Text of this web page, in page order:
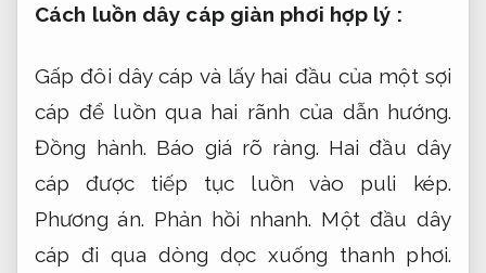
Cách luồn dây cáp giàn phơi hợp lý :
Gấp đôi dây cáp và lấy hai đầu của một sợi
cáp để luồn qua hai rãnh của dẫn hướng.
Đồng hành. Báo giá rõ ràng. Hai đầu dây
cáp được tiếp tục luồn vào puli kép.
Phương án. Phản hồi nhanh. Một đầu dây
cáp đi qua dòng dọc xuống thanh phơi.